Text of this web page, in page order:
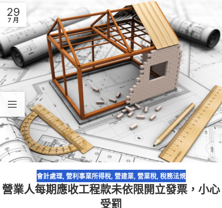
29
7 月
會計處理, 營利事業所得稅, 營建業, 營業稅, 稅務法規
營業人每期應收工程款未依限開立發票，小心
受罰